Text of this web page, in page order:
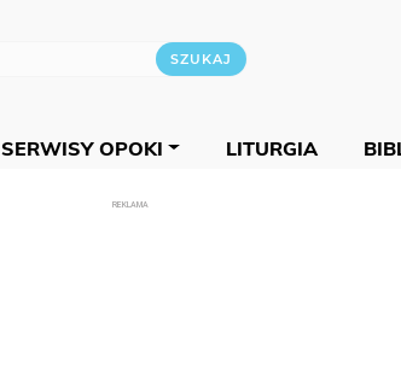
SERWISY OPOKI LITURGIA
REKLAMA